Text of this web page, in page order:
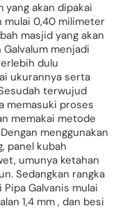
yang akan dipakai
mulai 0,40 milimeter
masjid yang akan
menjadi
dulu
ukurannya serta
terwujud
memasuki proses
memakai metode
menggunakan
panel kubah
umunya ketahan
Sedangkan rangka
Galvanis mulai
1,4 mm , dan besi